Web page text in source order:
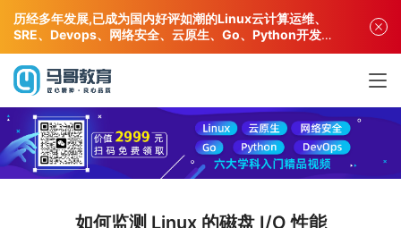
如何监测 Linux 的磁盘 I/O 性能
历经多年发展,已成为国内好评如潮的Linux云计算运维、
SRE、Devops、网络安全、云原生、Go、Python开发专
业人才培训机构!